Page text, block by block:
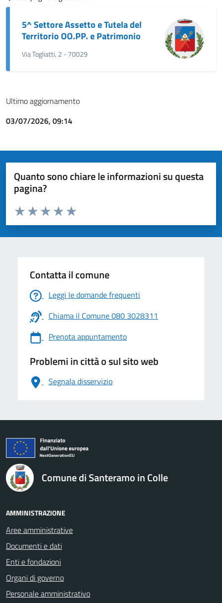
5^ Settore Assetto e Tutela del
Territorio OO.PP. e Patrimonio
Via Togliatti, 2 - 70029
Ultimo aggiornamento
03/07/2026, 09:14
Quanto sono chiare le informazioni su questa
pagina?
Valuta da 1 a 5 stelle la pagina
Valuta 5 stelle su 5
Valuta 4 stelle su 5
Valuta 3 stelle su 5
Valuta 2 stelle su 5
Valuta 1 stelle su 5
Contatta il comune
Leggi le domande frequenti
Chiama il Comune 080 3028311
Prenota appuntamento
Problemi in città o sul sito web
Segnala disservizio
logo Unione Europea
Comune di Santeramo in Colle
AMMINISTRAZIONE
Aree amministrative
Documenti e dati
Enti e fondazioni
Organi di governo
Personale amministrativo